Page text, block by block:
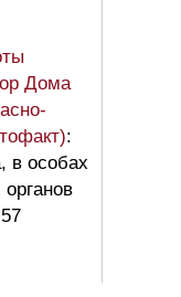
Дома
:
в особах
органов